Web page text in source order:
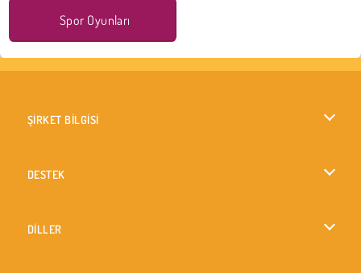
Spor Oyunları
ŞİRKET BİLGİSİ
DESTEK
DİLLER